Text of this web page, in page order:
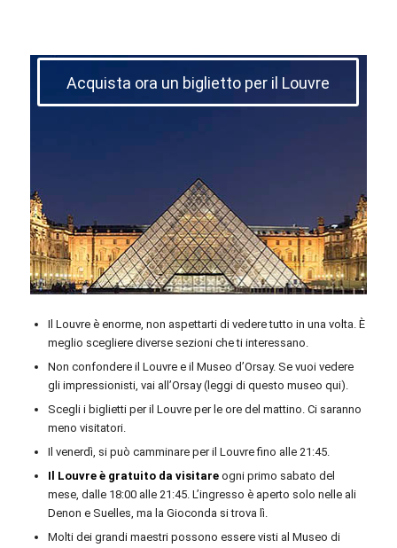
Acquista ora un biglietto per il Louvre
Il Louvre è enorme, non aspettarti di vedere tutto in una volta. È
meglio scegliere diverse sezioni che ti interessano.
Non confondere il Louvre e il Museo d’Orsay. Se vuoi vedere
gli impressionisti, vai all’Orsay (leggi di questo museo qui).
Scegli i biglietti per il Louvre per le ore del mattino. Ci saranno
meno visitatori.
Il venerdì, si può camminare per il Louvre fino alle 21:45.
Il Louvre è gratuito da visitareogni primo sabato del
mese, dalle 18:00 alle 21:45. L’ingresso è aperto solo nelle ali
Denon e Suelles, ma la Gioconda si trova lì.
Molti dei grandi maestri possono essere visti al Museo di